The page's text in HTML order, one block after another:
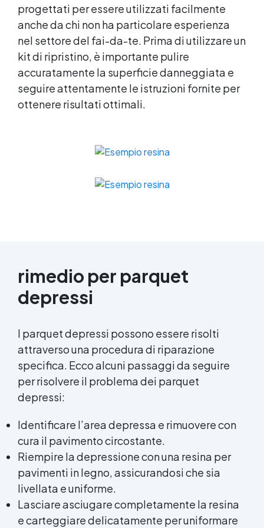
progettati per essere utilizzati facilmente
anche da chi non ha particolare esperienza
nel settore del fai-da-te. Prima di utilizzare un
kit di ripristino, è importante pulire
accuratamente la superficie danneggiata e
seguire attentamente le istruzioni fornite per
ottenere risultati ottimali.
rimedio per parquet
depressi
I parquet depressi possono essere risolti
attraverso una procedura di riparazione
specifica. Ecco alcuni passaggi da seguire
per risolvere il problema dei parquet
depressi:
Identificare l’area depressa e rimuovere con
cura il pavimento circostante.
Riempire la depressione con una resina per
pavimenti in legno, assicurandosi che sia
livellata e uniforme.
Lasciare asciugare completamente la resina
e carteggiare delicatamente per uniformare